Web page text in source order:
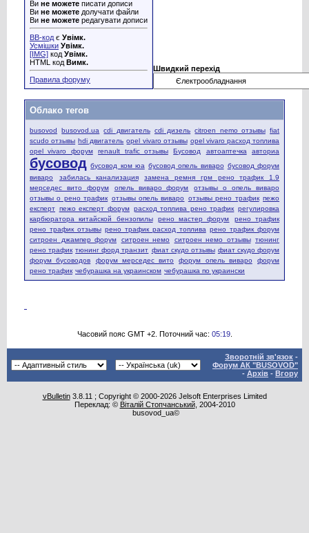
Ви не можете писати дописи
Ви не можете долучати файли
Ви не можете редагувати дописи
BB-код є Увімк.
Усмішки Увімк.
[IMG] код Увімк.
HTML код Вимк.
Правила форуму
Швидкий перехід
Облако тегов
busovod busovod.ua cdi двигатель cdi дизель citroen nemo отзывы fiat
scudo отзывы hdi двигатель opel vivaro отзывы opel vivaro расход топлива
opel vivaro форум
renault trafic отзывы Бусовод автоаптечка авториа
бусовод бусовод ком юа бусовод опель виваро бусовод форум
виваро
забилась канализация
замена ремня грм рено трафик 1.9
мерседес вито форум
опель виваро форум
отзывы о опель виваро
отзывы о рено трафик отзывы опель виваро отзывы рено трафик пежо
експерт пежо експерт форум расход топлива рено трафик регулировка
карбюратора китайской бензопилы
рено мастер форум
рено трафик
рено трафик отзывы рено трафик расход топлива рено трафик форум
ситроен джампер форум
ситроен немо ситроен немо отзывы тюнинг
рено трафик тюнинг форд транзит фиат скудо отзывы фиат скудо форум
форум бусоводов
форум мерседес вито форум опель виваро
форум
рено трафик чебурашка на украинском чебурашка по украински
Часовий пояс GMT +2. Поточний час: 05:19.
Зворотній зв'язок -
Форум АК "BUSOVOD"
- Архів - Вгору
vBulletin3.8.11 ; Copyright © 2000-2026 Jelsoft Enterprises Limited
Переклад: © Віталій Стопчанський, 2004-2010
busovod_ua©